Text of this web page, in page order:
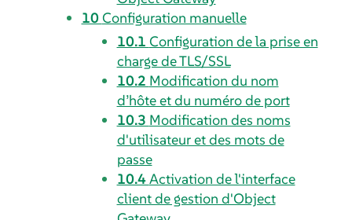
10Configuration manuelle
10.1 Configuration de la prise en
charge de TLS/SSL
10.2 Modification du nom
d’hôte et du numéro de port
10.3 Modification des noms
d'utilisateur et des mots de
passe
10.4Activation de l'interface
client de gestion d'Object